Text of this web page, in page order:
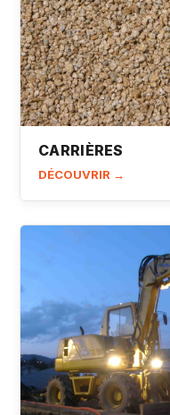
CARRIÈRES
DÉCOUVRIR →